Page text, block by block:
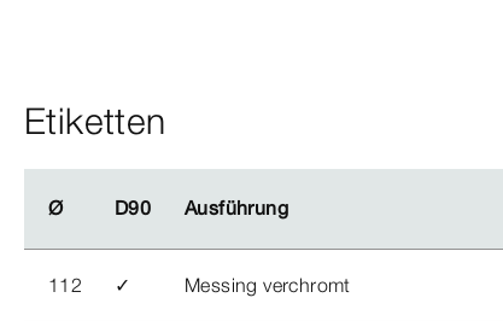
Etiketten
Ø D90 Ausführung
Ø D90 Ausführung
112 ✓ Messing verchromt